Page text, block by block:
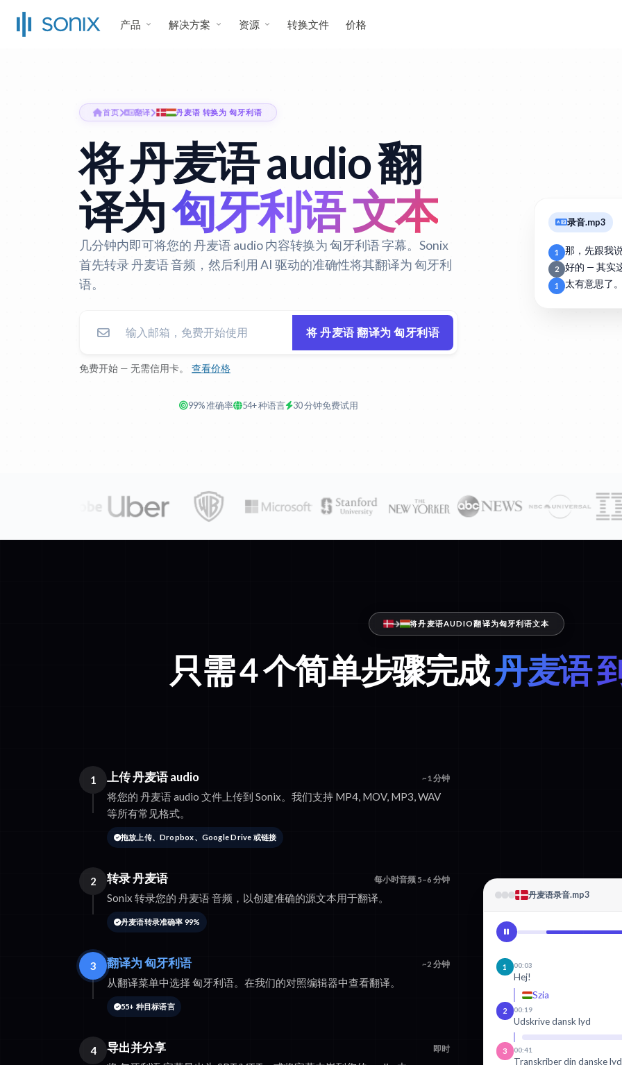
产品 解决方案 资源 转换文件 价格
首页 翻译 丹麦语 转换为 匈牙利语
将 丹麦语 audio 翻
译为匈牙利语 文本
几分钟内即可将您的 丹麦语 audio 内容转换为 匈牙利语 字幕。Sonix
首先转录 丹麦语 音频，然后利用 AI 驱动的准确性将其翻译为 匈牙利
语。
将 丹麦语 翻译为 匈牙利语
免费开始 — 无需信用卡。 查看价格
99% 准确率 54+ 种语言 30 分钟免费试用
录音.mp3
1 那，先跟我
2 好的 — 其实
1 太有意思了
将丹麦语AUDIO翻译为匈牙利语文本
只需 4 个简单步骤完成丹麦语
1 上传 丹麦语 audio ~1 分钟
将您的 丹麦语 audio 文件上传到 Sonix。我们支持 MP4, MOV, MP3, WAV
等所有常见格式。
拖放上传、Dropbox、Google Drive 或链接
2 转录 丹麦语 每小时音频 5–6 分钟
Sonix 转录您的 丹麦语 音频，以创建准确的源文本用于翻译。
丹麦语转录准确率 99%
3 翻译为 匈牙利语 ~2 分钟
从翻译菜单中选择 匈牙利语。在我们的对照编辑器中查看翻译。
55+ 种目标语言
4 导出并分享 即时
丹麦语录音.mp3
1 00:03
Hej!
Szia
2 00:19
Udskrive dansk lyd
3 00:41
Transkriber din danske